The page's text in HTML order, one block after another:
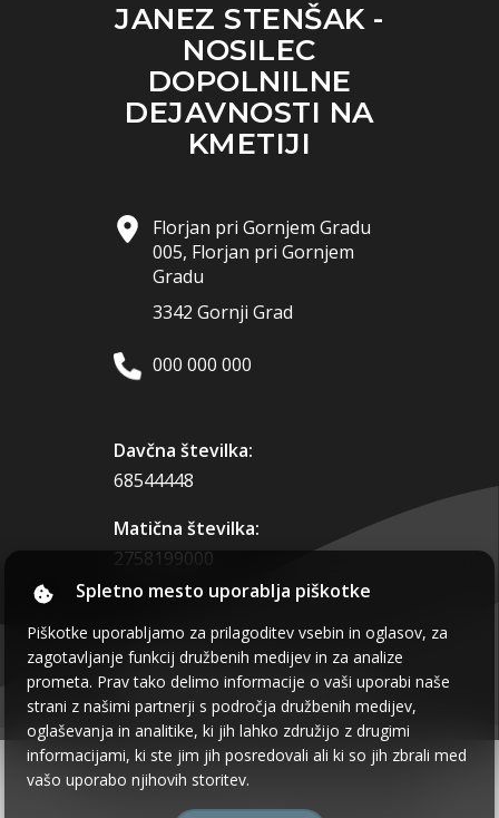
JANEZ STENŠAK -
NOSILEC
DOPOLNILNE
DEJAVNOSTI NA
KMETIJI
Florjan pri Gornjem Gradu
005, Florjan pri Gornjem
Gradu
3342 Gornji Grad
000 000 000
Davčna številka:
68544448
Matična številka:
2758199000
Delite to spletno stran:
2026 ©Minimum.Vse pravice pridržane
Spletno mesto uporablja piškotke
Piškotke uporabljamo za prilagoditev vsebin in oglasov, za
zagotavljanje funkcij družbenih medijev in za analize
prometa. Prav tako delimo informacije o vaši uporabi naše
strani z našimi partnerji s področja družbenih medijev,
oglaševanja in analitike, ki jih lahko združijo z drugimi
informacijami, ki ste jim jih posredovali ali ki so jih zbrali med
vašo uporabo njihovih storitev.